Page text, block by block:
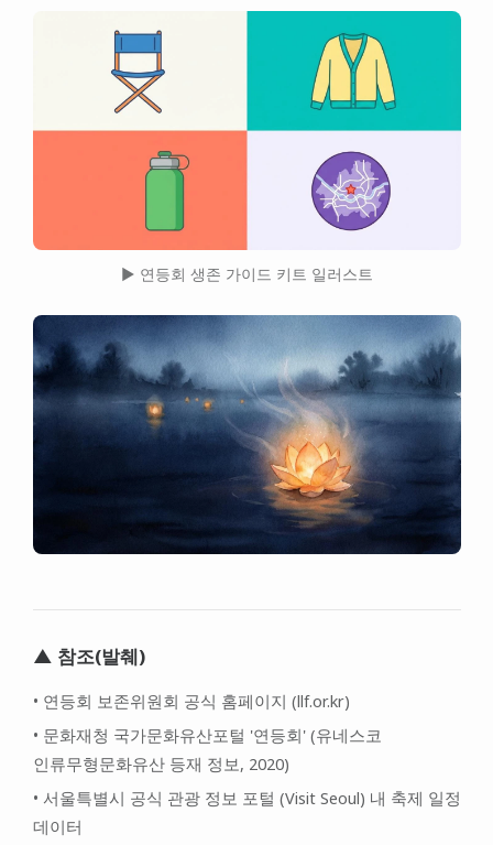
▶ 연등회 생존 가이드 키트 일러스트
▲ 참조(발췌)
• 연등회 보존위원회 공식 홈페이지 (llf.or.kr)
• 문화재청 국가문화유산포털 '연등회' (유네스코
인류무형문화유산 등재 정보, 2020)
• 서울특별시 공식 관광 정보 포털 (Visit Seoul) 내 축제 일정
데이터